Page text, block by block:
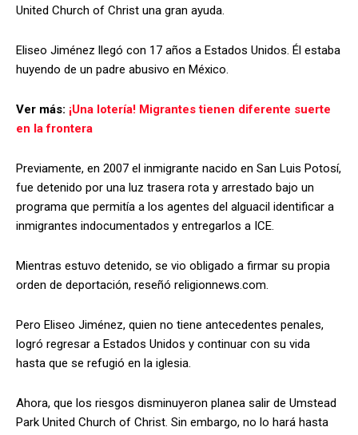
United Church of Christ una gran ayuda.
Eliseo Jiménez llegó con 17 años a Estados Unidos. Él estaba
huyendo de un padre abusivo en México.
Ver más: ¡Una lotería! Migrantes tienen diferente suerte
en la frontera
Previamente, en 2007 el inmigrante nacido en San Luis Potosí,
fue detenido por una luz trasera rota y arrestado bajo un
programa que permitía a los agentes del alguacil identificar a
inmigrantes indocumentados y entregarlos a ICE.
Mientras estuvo detenido, se vio obligado a firmar su propia
orden de deportación, reseñó religionnews.com.
Pero Eliseo Jiménez, quien no tiene antecedentes penales,
logró regresar a Estados Unidos y continuar con su vida
hasta que se refugió en la iglesia.
Ahora, que los riesgos disminuyeron planea salir de Umstead
Park United Church of Christ. Sin embargo, no lo hará hasta